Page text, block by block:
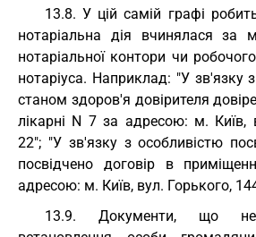
13.8. У цій самій графі
нотаріальна дія вчинялася за
нотаріальної контори чи
нотаріуса. Наприклад: "У зв'язку
станом здоров'я довірителя
лікарні N 7 за адресою: м. Київ,
22"; "У зв'язку з особливістю
посвідчено договір в
адресою: м. Київ, вул. Горького,
13.9. Документи, що